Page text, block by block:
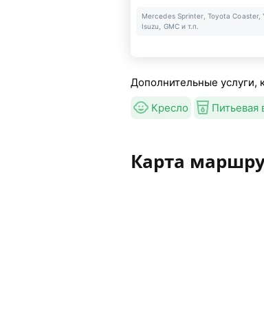
Mercedes Sprinter, Toyota Coaster,
Isuzu, GMC и т.п.
Дополнительные услуги,
Кресло
Питьевая
Карта